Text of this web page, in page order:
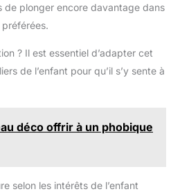
plonger encore davantage dans
préférées.
? Il est essentiel d’adapter cet
de l’enfant pour qu’il s’y sente à
déco offrir à un phobique
selon les intérêts de l’enfant